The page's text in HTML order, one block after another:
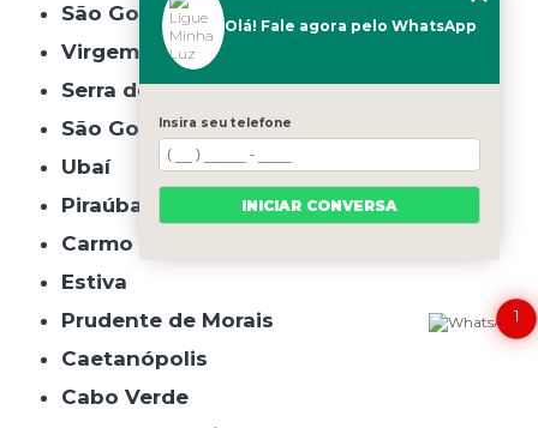
São Gonçalo do Rio Abaixo
Virgem da Lapa
Serra do Salitre
São Gonçalo do Pará
Ubaí
Piraúba
Carmo da Cachoeira
Estiva
Prudente de Morais
Caetanópolis
Cabo Verde
1
Olá! Fale agora pelo WhatsApp
Insira seu telefone
INICIAR CONVERSA